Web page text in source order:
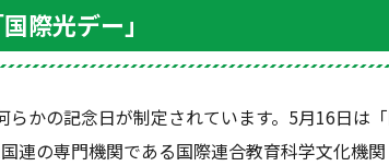
際光デー」
らかの記念日が制定されています。 5月16日は
連の専門機関である国際連合教育科学文化機